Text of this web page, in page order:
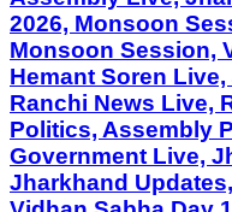
2026, Monsoon
Monsoon Session,
Hemant Soren
Ranchi News Live,
Politics, Assembly
Government Live,
Jharkhand